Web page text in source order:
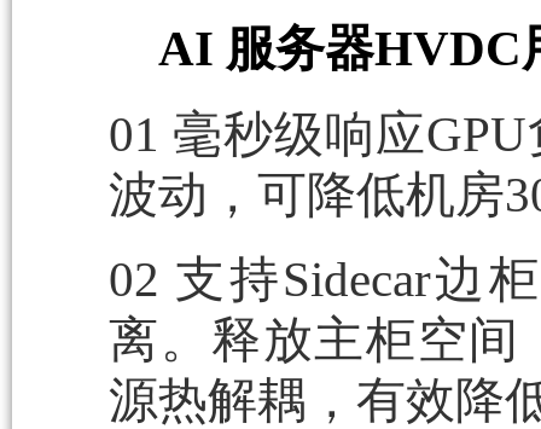
AI 服务器HVDC
01 毫秒级响应
波动，可降低机房
02 支持Sidecar边
离。释放主柜空间
源热解耦，有效降